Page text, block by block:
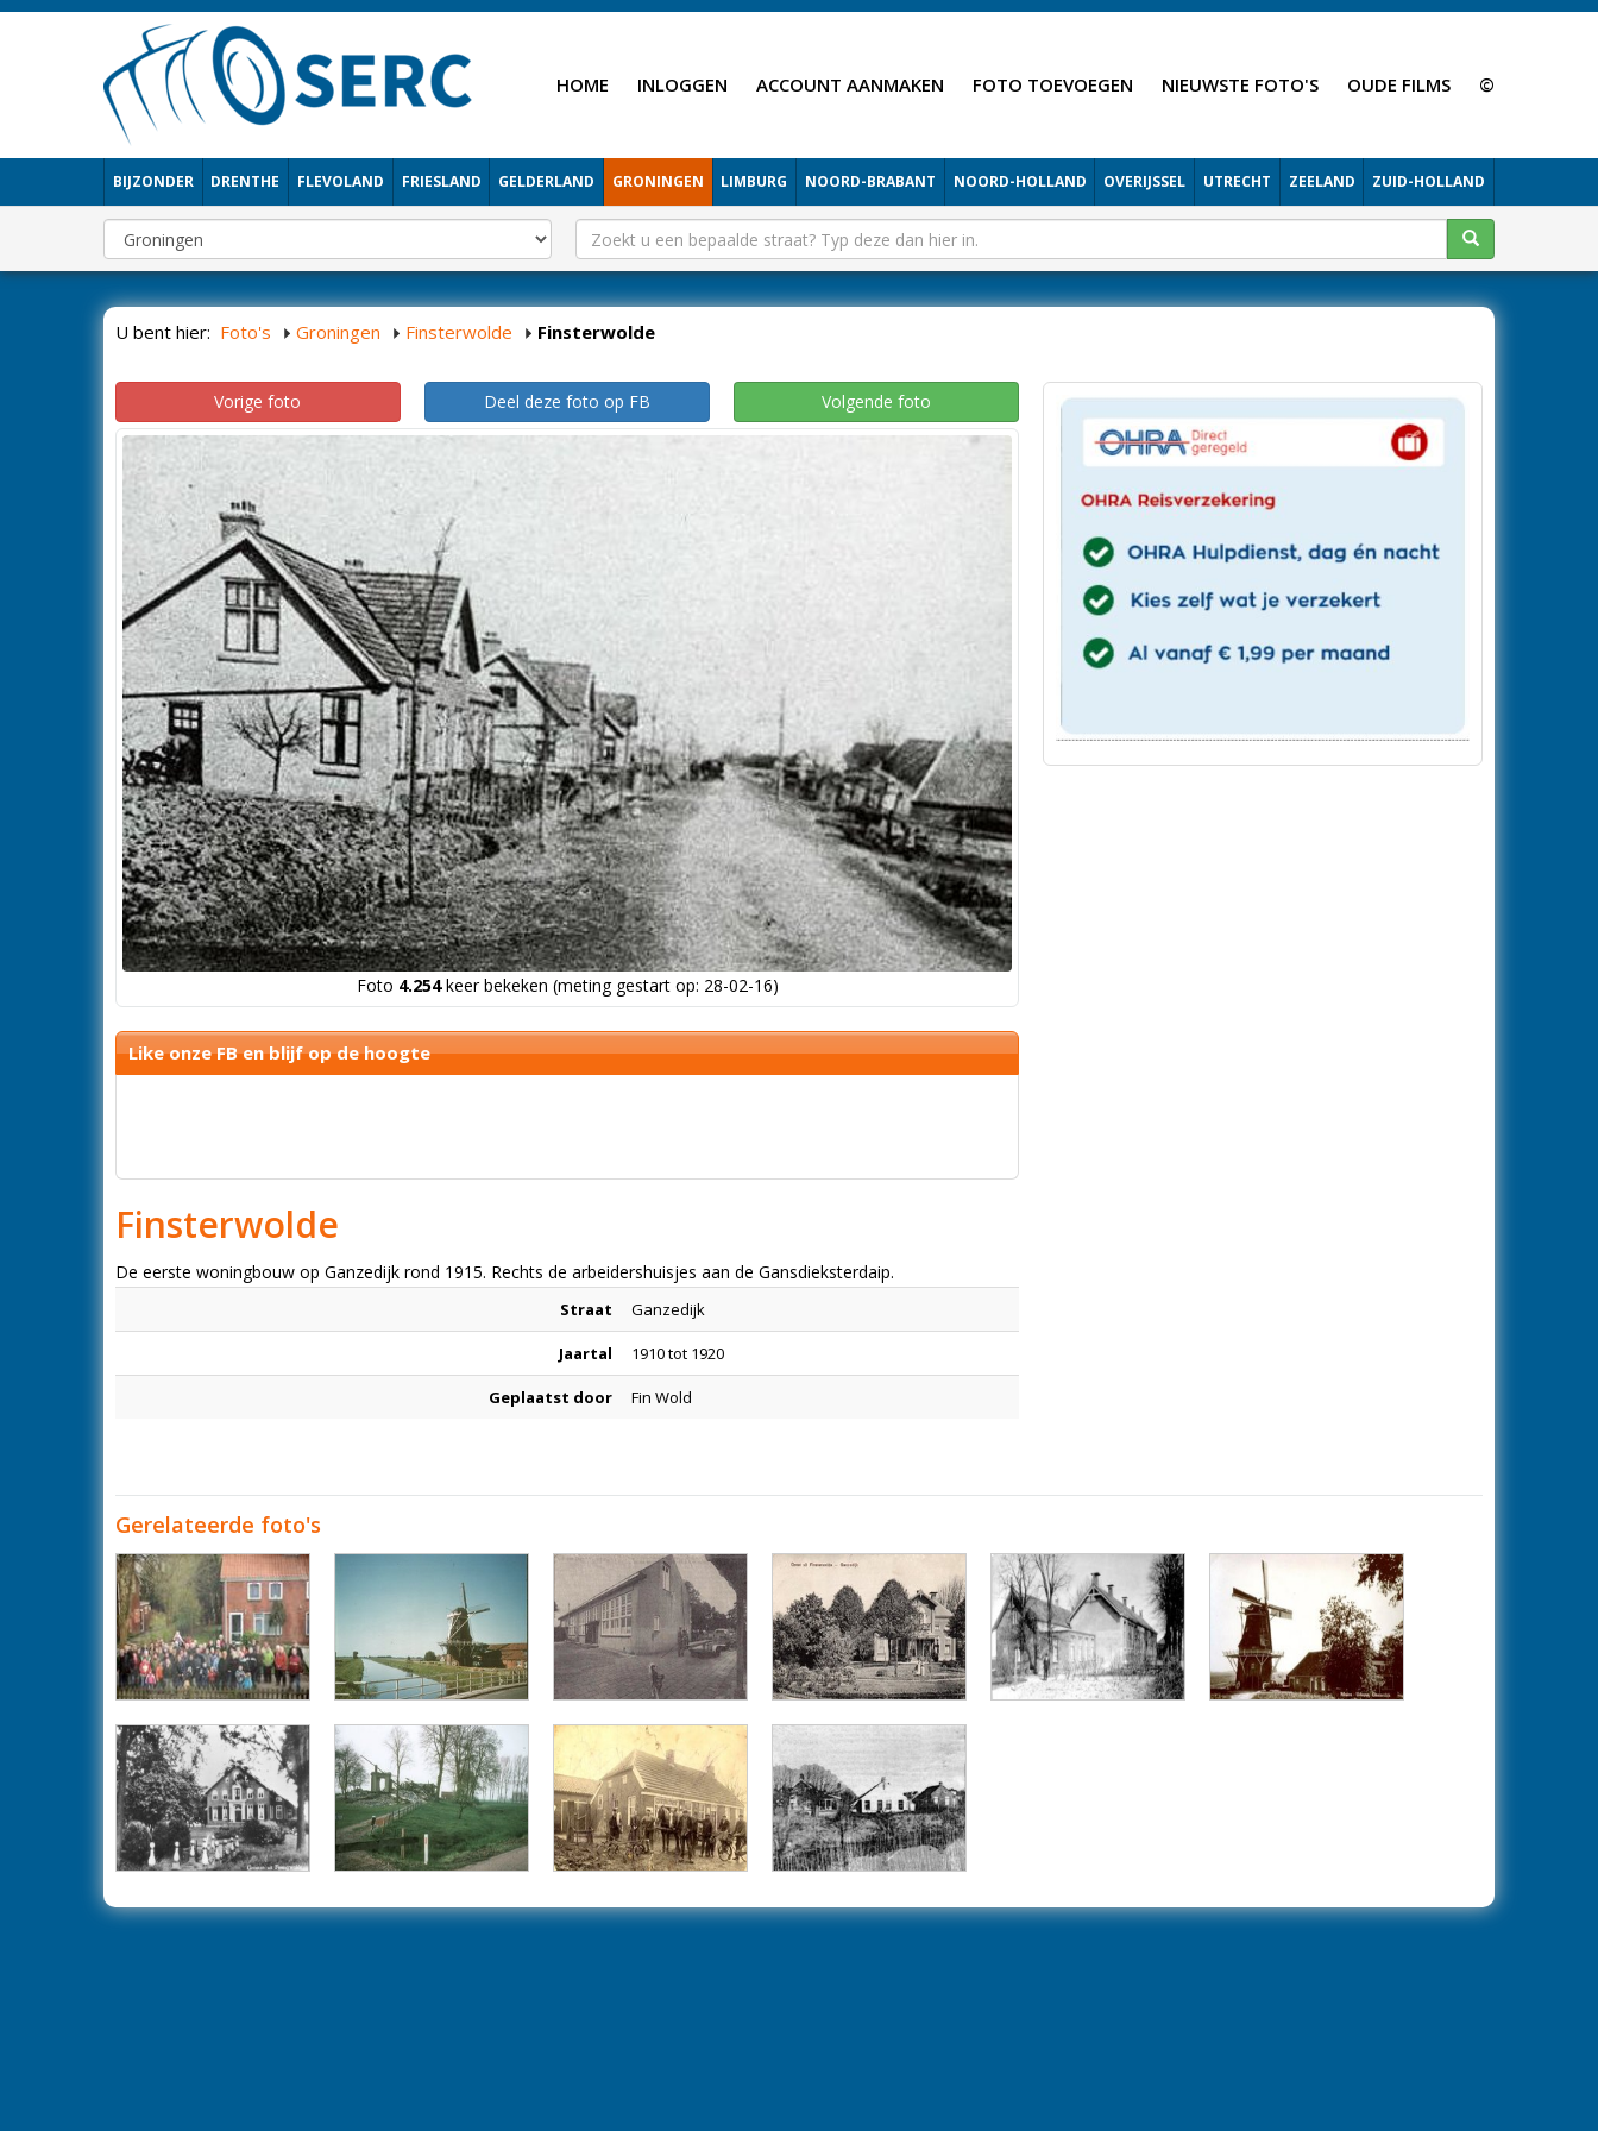
HOME INLOGGEN ACCOUNT AANMAKEN FOTO TOEVOEGEN NIEUWSTE FOTO'S OUDE FILMS ©
BIJZONDER DRENTHE FLEVOLAND FRIESLAND GELDERLAND GRONINGEN LIMBURG NOORD-BRABANT NOORD-HOLLAND OVERIJSSEL UTRECHT ZEELAND ZUID-HOLLAND
U bent hier: Foto's Groningen Finsterwolde Finsterwolde
Vorige foto Deel deze foto op FB Volgende foto
Foto 4.254keer bekeken (meting gestart op: 28-02-16)
Like onze FB en blijf op de hoogte
Finsterwolde
De eerste woningbouw op Ganzedijk rond 1915. Rechts de arbeidershuisjes aan de Gansdieksterdaip.
Straat Ganzedijk
Jaartal 1910 tot 1920
Geplaatst door Fin Wold
Gerelateerde foto's